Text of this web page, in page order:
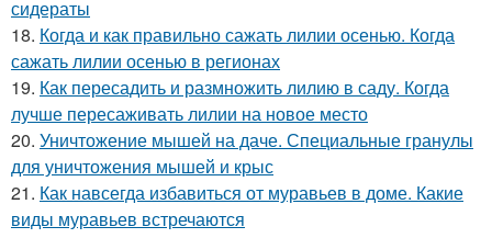
сидераты
18. Когда и как правильно сажать лилии осенью. Когда
сажать лилии осенью в регионах
19. Как пересадить и размножить лилию в саду. Когда
лучше пересаживать лилии на новое место
20. Уничтожение мышей на даче. Специальные гранулы
для уничтожения мышей и крыс
21. Как навсегда избавиться от муравьев в доме. Какие
виды муравьев встречаются